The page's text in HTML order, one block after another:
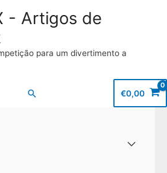
- Artigos de
para um divertimento a
Buscar €0,00
Alternar